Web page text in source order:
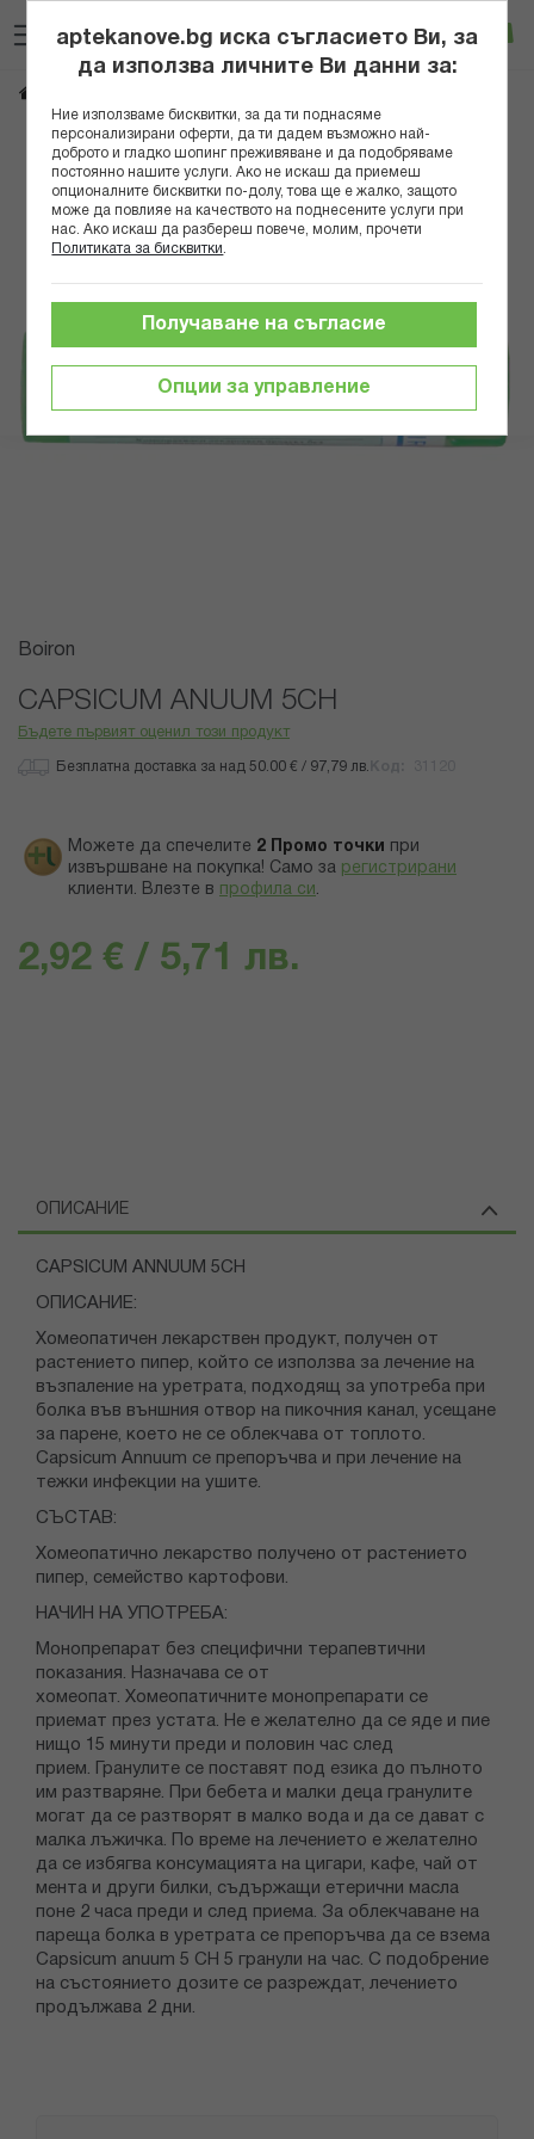
към
съдържанието
Вход
Преминете
края
галерията
Преминете
началото
Boiron
CAPSICUM ANUUM 5CH
Бъдете първият оценил този продукт
Безплатна доставка за над 50.00 € / 97,79 лв.
Можете да спечелите 2 Промо точки
при
извършване на покупка! Само за регистрирани
клиенти. Влезте в профила си .
2,92 € / 5,71 лв.
ОПИСАНИЕ
CAPSICUM ANNUUM 5CH
ОПИСАНИЕ:
Хомеопатичен лекарствен продукт, получен от
растението пипер, който се използва за лечение на
възпаление на уретрата, подходящ за употреба при
болка във външния отвор на пикочния канал, усещане
за парене, което не се облекчава от топлото.
Capsicum Annuum се препоръчва и при лечение на
тежки инфекции на ушите.
СЪСТАВ:
Хомеопатично лекарство получено от растението
пипер, семейство картофови.
НАЧИН НА УПОТРЕБА:
Монопрепарат без специфични терапевтични
показания. Назначава се от
хомеопат. Хомеопатичните монопрепарати се
приемат през устата. Не е желателно да се яде и пие
нищо 15 минути преди и половин час след
прием. Гранулите се поставят под езика до пълното
им разтваряне. При бебета и малки деца гранулите
могат да се разтворят в малко вода и да се дават с
малка лъжичка. По време на лечението е желателно
да се избягва консумацията на цигари, кафе, чай от
мента и други билки, съдържащи етерични масла
поне 2 часа преди и след приема. За облекчаване на
пареща болка в уретрата се препоръчва да се взема
Capsicum anuum 5 CH 5 гранули на час. С подобрение
на състоянието дозите се разреждат, лечението
продължава 2 дни.
aptekanove.bg иска съгласието Ви, за
да използва личните Ви данни за:
Ние използваме бисквитки, за да ти поднасяме
персонализирани оферти, да ти дадем възможно най-
доброто и гладко шопинг преживяване и да подобряваме
постоянно нашите услуги. Ако не искаш да приемеш
опционалните бисквитки по-долу, това ще е жалко, защото
може да повлияе на качеството на поднесените услуги при
нас. Ако искаш да разбереш повече, молим, прочети
Политиката за бисквитки
Опции за управление
Получаване на съгласие